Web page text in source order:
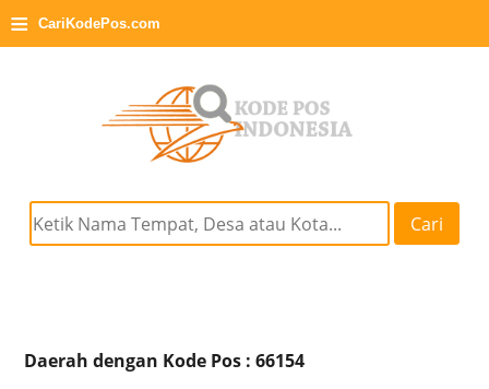
≡ CariKodePos.com
Cari
Daerah dengan Kode Pos : 66154